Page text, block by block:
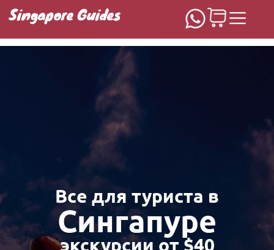
Singapore Guides
Домашняя
Все для туриста в
Сингапуре
экскурсии от $40